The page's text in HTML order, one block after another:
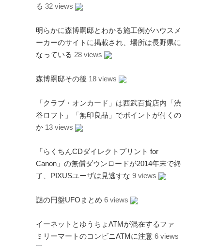
る 32 views
明らかに森博嗣邸とわかる施工例がハウスメ
ーカーのサイトに掲載され、場所は長野県に
なっている 28 views
森博嗣邸その後 18 views
「クラブ・オンカード」は西武百貨店内「渋
谷ロフト」「無印良品」でポイントが付くの
か 13 views
「らくちんCDダイレクトプリント for
Canon」の無償ダウンロードが2014年末で終
了、PIXUSユーザは見逃すな 9 views
謎の円盤UFOまとめ 6 views
イーネットとゆうちょATMが混在するファ
ミリーマートのコンビニATMに注意 6 views